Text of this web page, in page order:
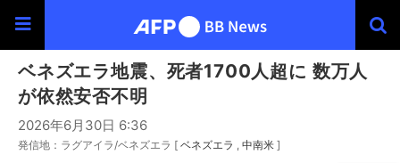
ベネズエラ地震、死者1700人超に 数万人
が依然安否不明
2026年6月30日 6:36
発信地：ラグアイラ/ベネズエラ [ ベネズエラ 中南米 ]